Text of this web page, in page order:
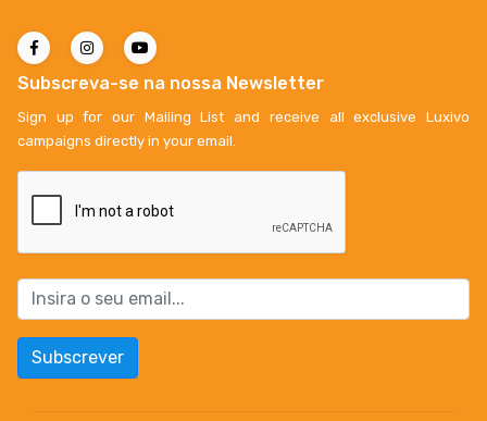
Subscreva-se na nossa Newsletter
Sign up for our Mailing List and receive all exclusive Luxivo
campaigns directly in your email.
Subscrever